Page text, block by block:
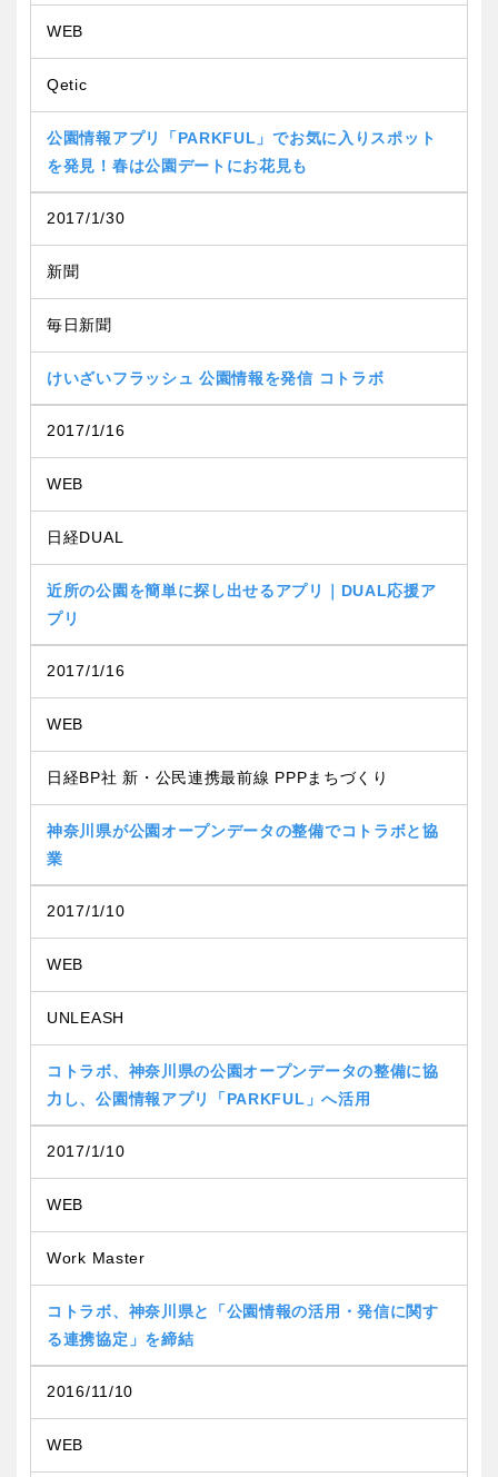
WEB
Qetic
公園情報アプリ「PARKFUL」でお気に入りスポット
を発見！春は公園デートにお花見も
2017/1/30
新聞
毎日新聞
けいざいフラッシュ 公園情報を発信 コトラボ
2017/1/16
WEB
日経DUAL
近所の公園を簡単に探し出せるアプリ｜DUAL応援ア
プリ
2017/1/16
WEB
日経BP社 新・公民連携最前線 PPPまちづくり
神奈川県が公園オープンデータの整備でコトラボと協
業
2017/1/10
WEB
UNLEASH
コトラボ、神奈川県の公園オープンデータの整備に協
力し、公園情報アプリ「PARKFUL」へ活用
2017/1/10
WEB
Work Master
コトラボ、神奈川県と「公園情報の活用・発信に関す
る連携協定」を締結
2016/11/10
WEB